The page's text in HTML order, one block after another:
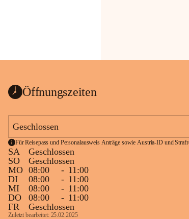
Öffnungszeiten
Geschlossen
Für Reisepass und Personalausweis Anträge sowie Austria-ID und
SA
Geschlossen
SO
Geschlossen
MO 08:00 - 11:00
DI
08:00 - 11:00
MI
08:00 - 11:00
DO
08:00 - 11:00
FR
Geschlossen
Zuletzt bearbeitet: 25.02.2025